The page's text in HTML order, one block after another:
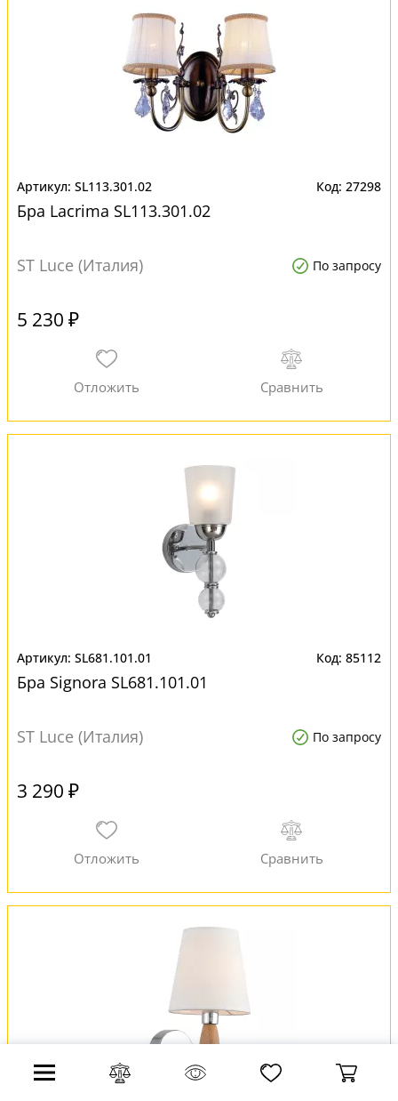
SL113.301.02 27298
Бра Lacrima SL113.301.02
ST Luce (Италия) По запросу
5 230 ₽
SL681.101.01 85112
Бра Signora SL681.101.01
ST Luce (Италия) По запросу
3 290 ₽